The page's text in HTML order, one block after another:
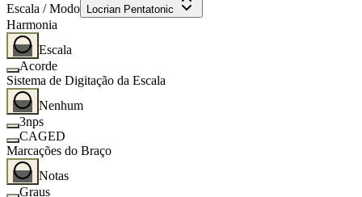
Escala / Modo Locrian Pentatonic
Harmonia
Escala
Acorde
Sistema de Digitação da Escala
Nenhum
3nps
CAGED
Marcações do Braço
Notas
Graus